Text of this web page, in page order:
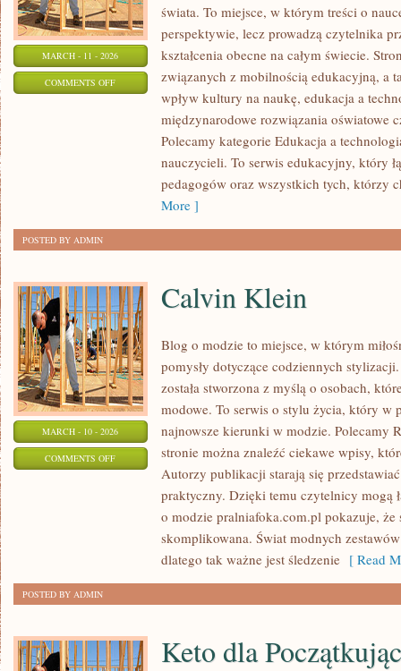
MARCH - 11 - 2026
COMMENTS OFFON
NOWOCZESNE
NAUCZANIA
świata. To miejsce, w którym treści o
perspektywie, lecz prowadzą czytelnika
kształcenia obecne na całym świecie.
związanych z mobilnością edukacyjną, a
wpływ kultury na naukę, edukacja a
międzynarodowe rozwiązania oświatowe
Polecamy kategorie Edukacja a
nauczycieli. To serwis edukacyjny, który
pedagogów oraz wszystkich tych, którzy
More ]
POSTED BY ADMIN
MARCH - 10 - 2026
COMMENTS OFFON
Calvin Klein
Blog o modzie to miejsce, w którym
pomysły dotyczące codziennych
została stworzona z myślą o osobach,
modowe. To serwis o stylu życia, który w
najnowsze kierunki w modzie. Polecamy
stronie można znaleźć ciekawe wpisy,
Autorzy publikacji starają się
praktyczny. Dzięki temu czytelnicy mogą
o modzie pralniafoka.com.pl pokazuje,
skomplikowana. Świat modnych
dlatego tak ważne jest śledzenie [ Read
POSTED BY ADMIN
Keto dla